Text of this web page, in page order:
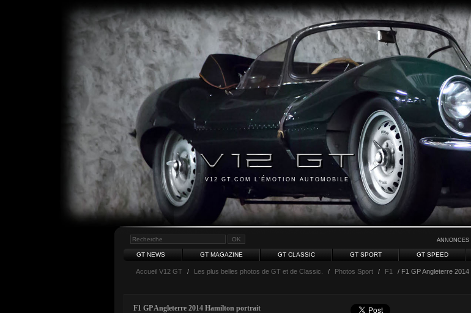
V12 GT.COM L'ÉMOTION AUTOMOBILE
ANNONCES
GT NEWS GT MAGAZINE GT CLASSIC GT SPORT GT SPEED
Accueil V12 GT / Les plus belles photos de GT et de Classic. / Photos Sport / F1 / F1 GP Angleterre
F1 GP Angleterre 2014 Hamilton portrait